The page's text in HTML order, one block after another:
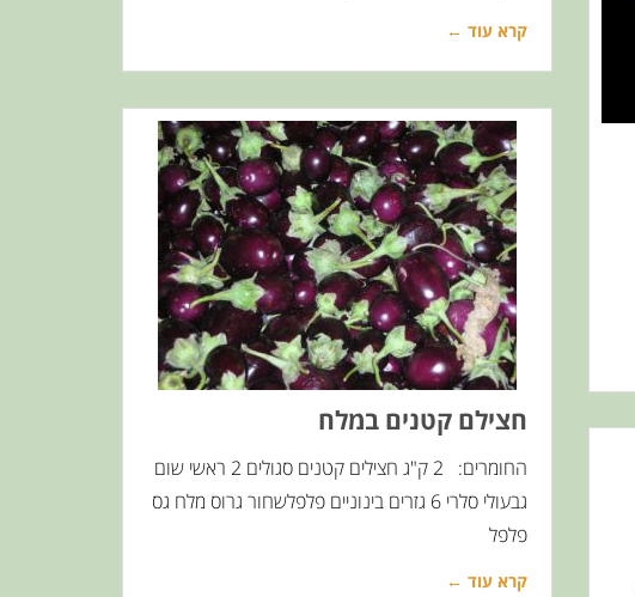
קרא עוד ←
חצילם קטנים במלח
החומרים: 2 ק"ג חצילים קטנים סגולים 2 ראשי שום
גבעולי סלרי 6 גזרים בינוניים פלפלשחור גרוס מלח גס
פלפל
קרא עוד ←